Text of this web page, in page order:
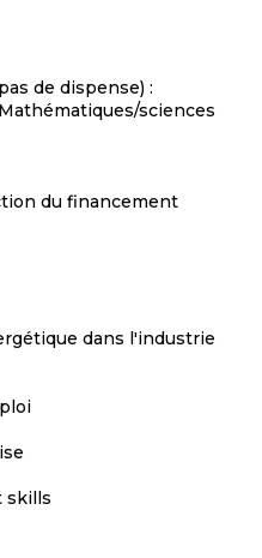
de dispense) :
sciences
du financement
dans l'industrie
skills